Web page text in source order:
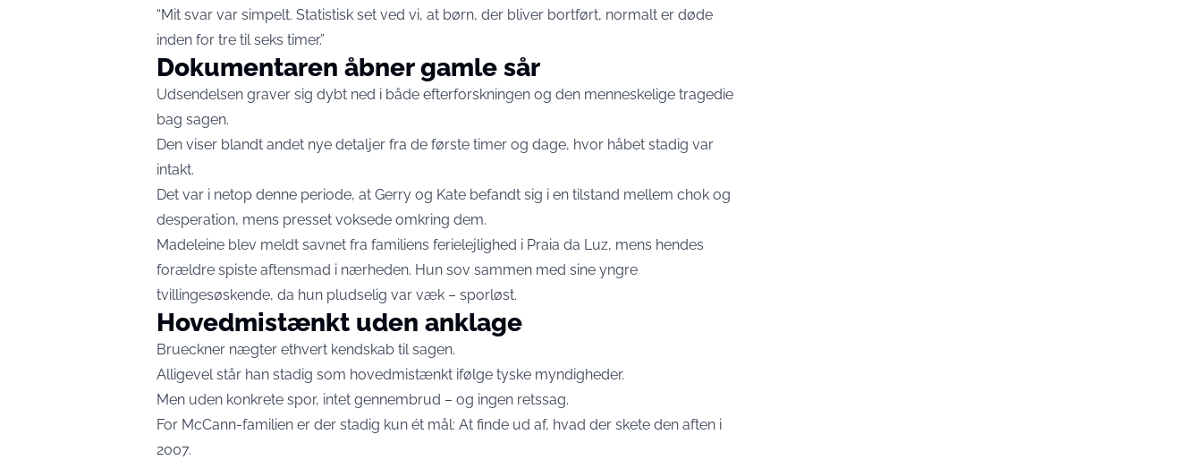
“Mit svar var simpelt. Statistisk set ved vi, at børn, der bliver bortført, normalt er døde
inden for tre til seks timer.”
Dokumentaren åbner gamle sår
Udsendelsen graver sig dybt ned i både efterforskningen og den menneskelige tragedie
bag sagen.
Den viser blandt andet nye detaljer fra de første timer og dage, hvor håbet stadig var
intakt.
Det var i netop denne periode, at Gerry og Kate befandt sig i en tilstand mellem chok og
desperation, mens presset voksede omkring dem.
Madeleine blev meldt savnet fra familiens ferielejlighed i Praia da Luz, mens hendes
forældre spiste aftensmad i nærheden. Hun sov sammen med sine yngre
tvillingesøskende, da hun pludselig var væk – sporløst.
Hovedmistænkt uden anklage
Brueckner nægter ethvert kendskab til sagen.
Alligevel står han stadig som hovedmistænkt ifølge tyske myndigheder.
Men uden konkrete spor, intet gennembrud – og ingen retssag.
For McCann-familien er der stadig kun ét mål: At finde ud af, hvad der skete den aften i
2007.